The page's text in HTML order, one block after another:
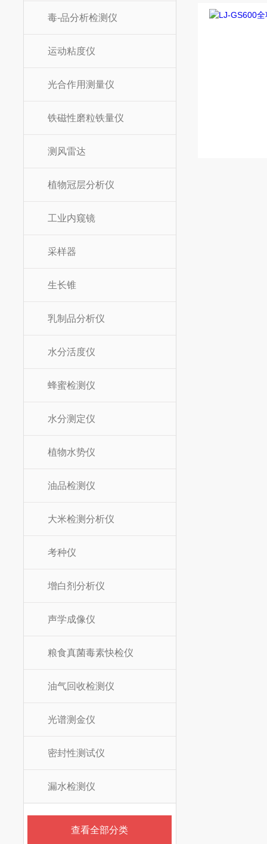
毒-品分析检测仪
运动粘度仪
光合作用测量仪
铁磁性磨粒铁量仪
测风雷达
植物冠层分析仪
工业内窥镜
采样器
生长锥
乳制品分析仪
水分活度仪
蜂蜜检测仪
水分测定仪
植物水势仪
油品检测仪
大米检测分析仪
考种仪
增白剂分析仪
声学成像仪
粮食真菌毒素快检仪
油气回收检测仪
光谱测金仪
密封性测试仪
漏水检测仪
查看全部分类